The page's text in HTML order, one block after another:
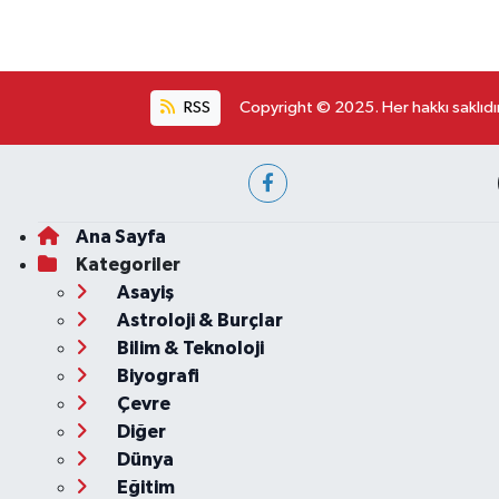
RSS Copyright © 2025. Her hakkı
Ana Sayfa
Kategoriler
Asayiş
Astroloji & Burçlar
Bilim & Teknoloji
Biyografi
Çevre
Diğer
Dünya
Eğitim